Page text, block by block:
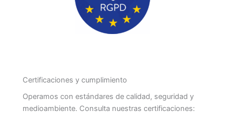
Certificaciones y cumplimiento
Operamos con estándares de calidad, seguridad y
medioambiente. Consulta nuestras certificaciones: